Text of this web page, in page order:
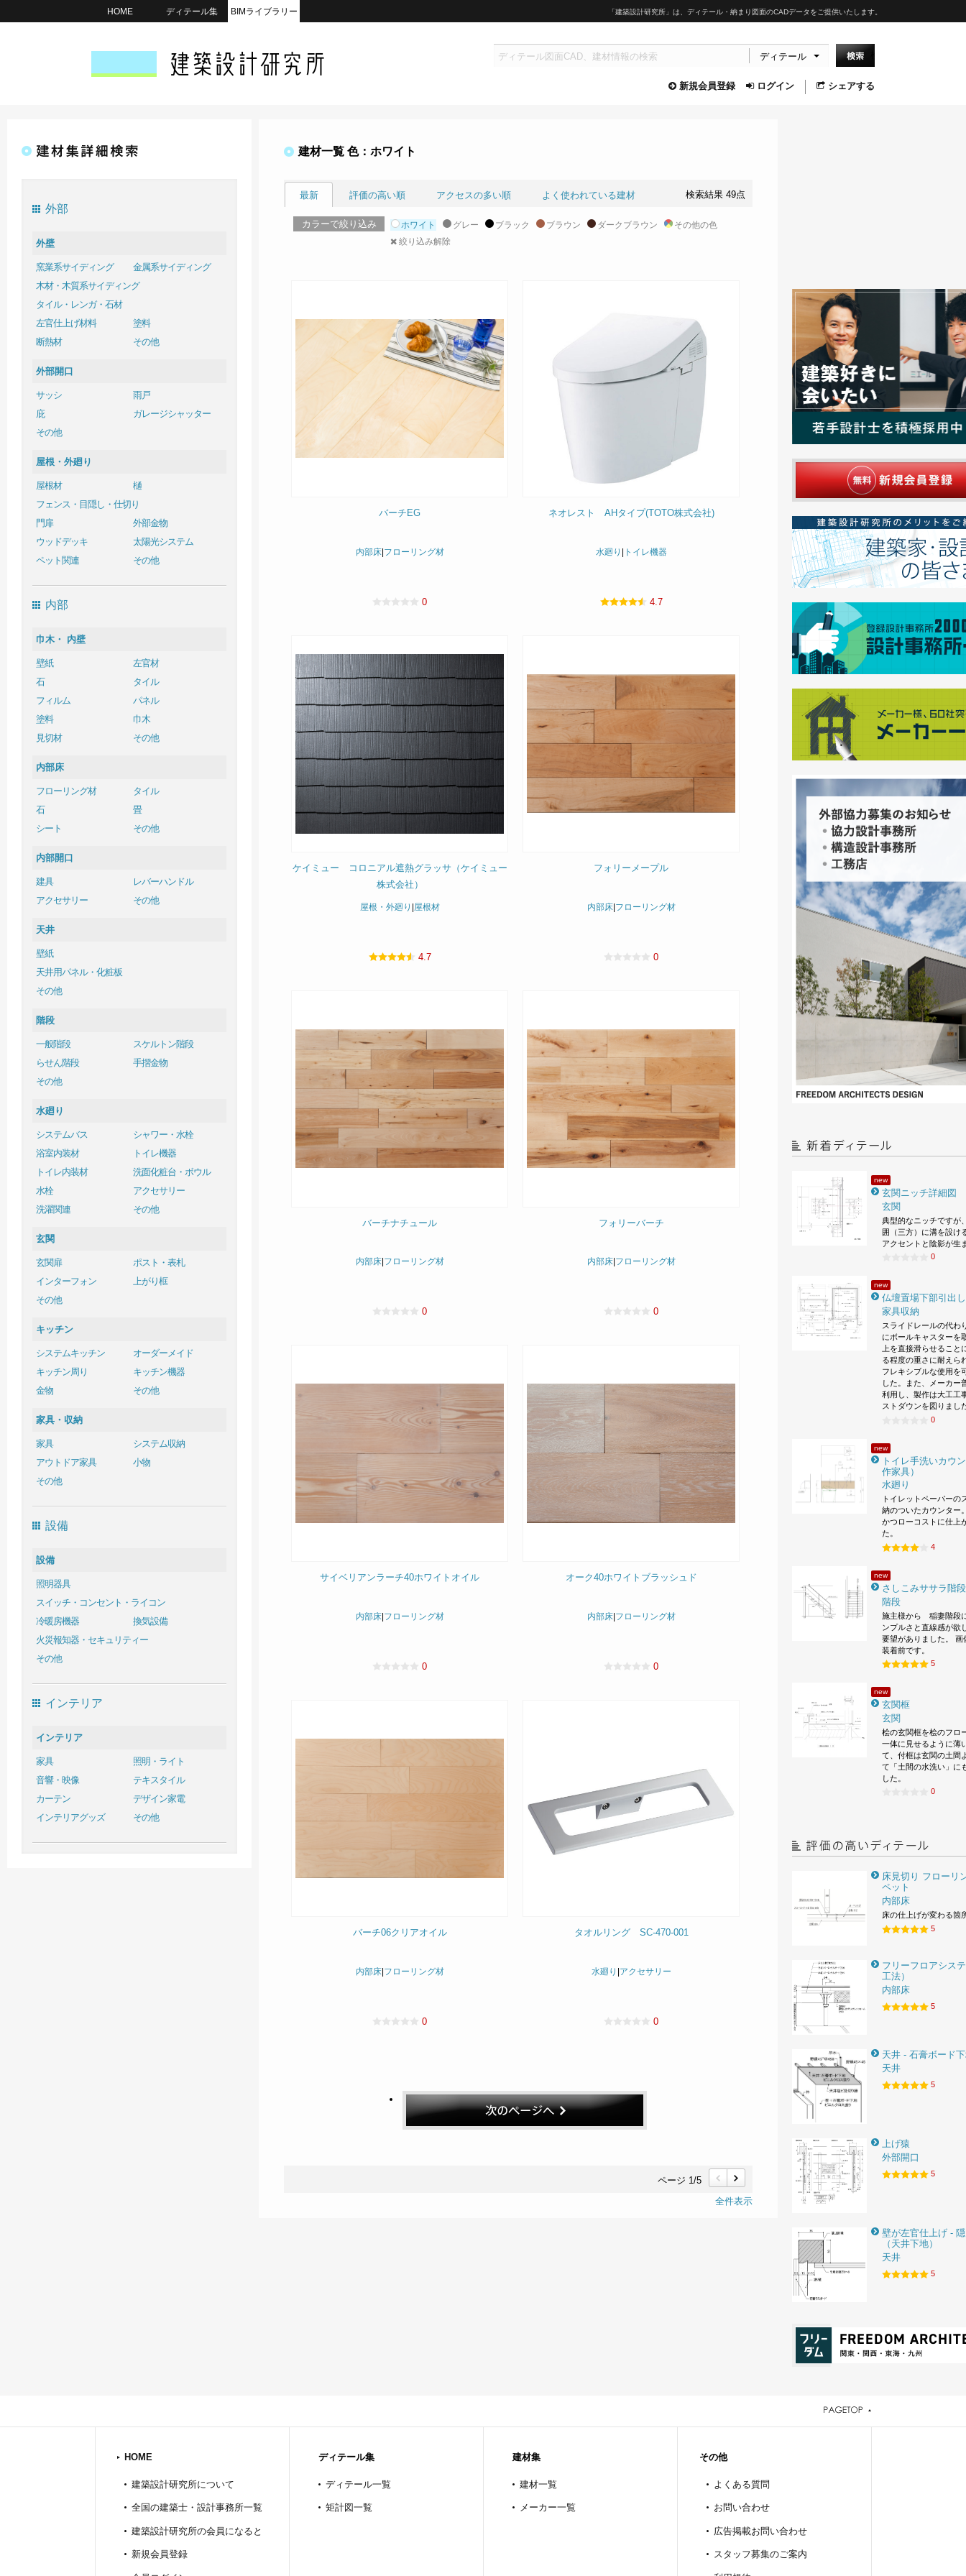
「建築設計研究所」は、ディテール・納まり図面のCADデータをご提供いたします。
HOME ディテール集 BIMライブラリー
ディテール
新規会員登録 ログイン シェアする
外部
外壁
窯業系サイディング
金属系サイディング
木材・木質系サイディング
タイル・レンガ・石材
左官仕上げ材料
塗料
断熱材
その他
外部開口
サッシ
雨戸
庇
ガレージシャッター
その他
屋根・外廻り
屋根材
樋
フェンス・目隠し・仕切り
門扉
外部金物
ウッドデッキ
太陽光システム
ペット関連
その他
内部
巾木・ 内壁
壁紙
左官材
石
タイル
フィルム
パネル
塗料
巾木
見切材
その他
内部床
フローリング材
タイル
石
畳
シート
その他
内部開口
建具
レバーハンドル
アクセサリー
その他
天井
壁紙
天井用パネル・化粧板
その他
階段
一般階段
スケルトン階段
らせん階段
手摺金物
その他
水廻り
システムバス
シャワー・水栓
浴室内装材
トイレ機器
トイレ内装材
洗面化粧台・ボウル
水栓
アクセサリー
洗濯関連
その他
玄関
玄関扉
ポスト・表札
インターフォン
上がり框
その他
キッチン
システムキッチン
オーダーメイド
キッチン周り
キッチン機器
金物
その他
家具・収納
家具
システム収納
アウトドア家具
小物
その他
設備
設備
照明器具
スイッチ・コンセント・ライコン
冷暖房機器
換気設備
火災報知器・セキュリティー
その他
インテリア
インテリア
家具
照明・ライト
音響・映像
テキスタイル
カーテン
デザイン家電
インテリアグッズ
その他
new
玄関ニッチ詳細図
玄関
典型的なニッチですが
囲（三方）に溝を設け
アクセントと陰影が生
0
new
仏壇置場下部引出
家具収納
スライドレールの代わ
にボールキャスターを
上を直接滑らせること
る程度の重さに耐えら
フレキシブルな使用を
した。また、メーカー
利用し、製作は大工工
ストダウンを図りまし
0
new
トイレ手洗いカウ
作家具）
水廻り
トイレットペーパーの
納のついたカウンター
かつローコストに仕上
た。
4
new
さしこみササラ階段
階段
施主様から 稲妻階段
ンプルさと直線感が
要望がありました。 画
装着前です。
5
new
玄関框
玄関
桧の玄関框を桧のフロ
一体に見せるように薄
て、付框は玄関の土間
て「土間の水洗い」に
した。
0
床見切り フローリ
ペット
内部床
床の仕上げが変わる箇
5
フリーフロアシス
工法）
内部床
5
天井 - 石膏ボード
天井
5
上げ猿
外部開口
5
壁が左官仕上げ -
（天井下地）
天井
5
建材一覧 色：ホワイト
最新 評価の高い順 アクセスの多い順 よく使われている建材 検索結果 49点
カラーで絞り込み ホワイト グレー ブラック ブラウン ダークブラウン
その他の色
絞り込み解除
バーチEG
内部床|フローリング材
0
ネオレスト AHタイプ(TOTO株式会社)
水廻り | トイレ機器
4.7
ケイミュー コロニアル遮熱グラッサ（ケイミュー
株式会社）
屋根・外廻り |屋根材
4.7
フォリーメープル
内部床|フローリング材
0
バーチナチュール
内部床| フローリング材
0
フォリーバーチ
内部床| フローリング材
0
サイベリアンラーチ40ホワイトオイル
内部床| フローリング材
0
オーク40ホワイトブラッシュド
内部床| フローリング材
0
バーチ06クリアオイル
内部床| フローリング材
0
タオルリング SC-470-001
水廻り アクセサリー
0
ページ 1/5
前
次
全件表示
HOME
建築設計研究所について
全国の建築士・設計事務所一覧
建築設計研究所の会員になると
新規会員登録
ディテール集
ディテール一覧
矩計図一覧
建材集
建材一覧
メーカー一覧
その他
よくある質問
お問い合わせ
広告掲載お問い合わせ
スタッフ募集のご案内